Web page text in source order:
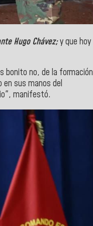
Hugo Chávez;y que hoy
bonito no, de la formación
sus manos del
manifestó.